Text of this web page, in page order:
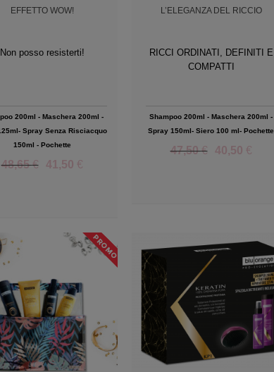
EFFETTO WOW!
Non posso resisterti!
200ml - Maschera 200ml -
Spray Senza Risciacquo
150ml - Pochette
48,65€ 41,50 €
L’ELEGANZA DEL RICCIO
RICCI ORDINATI, DEFINITI E
COMPATTI
Shampoo 200ml - Maschera 200ml -
Spray 150ml- Siero 100 ml- Pochette
47,50€ 40,50 €